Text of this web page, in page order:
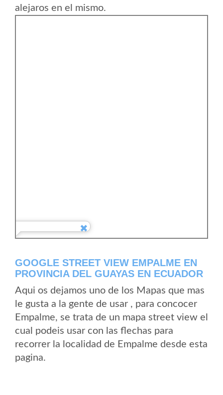
alejaros en el mismo.
GOOGLE STREET VIEW EMPALME EN
PROVINCIA DEL GUAYAS EN ECUADOR
Aqui os dejamos uno de los Mapas que mas
le gusta a la gente de usar , para concocer
Empalme, se trata de un mapa street view el
cual podeis usar con las flechas para
recorrer la localidad de Empalme desde esta
pagina.